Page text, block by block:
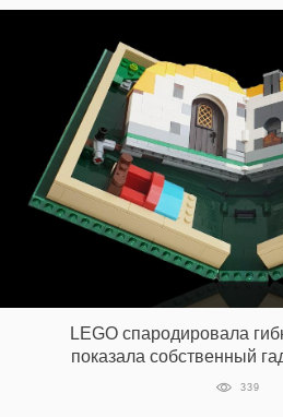
LEGO спародировала
показала собственный
339